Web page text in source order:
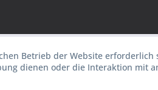
Betrieb der Website
dienen oder die Interaktion mit